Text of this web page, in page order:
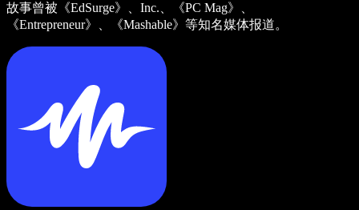
故事曾被《EdSurge》、Inc.、《PC Mag》、
《Entrepreneur》、《Mashable》等知名媒体报道。